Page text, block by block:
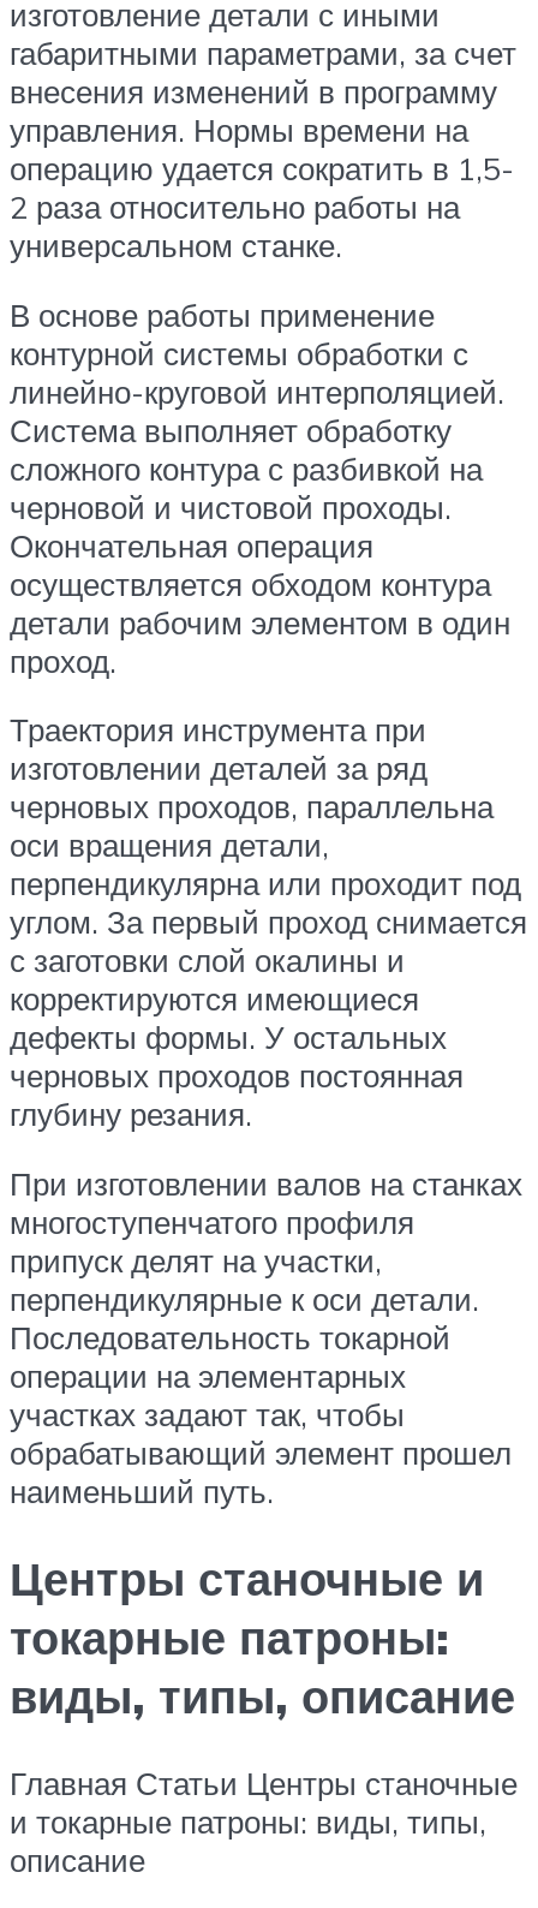
изготовление детали с иными
габаритными параметрами, за счет
внесения изменений в программу
управления. Нормы времени на
операцию удается сократить в 1,5-
2 раза относительно работы на
универсальном станке.
В основе работы применение
контурной системы обработки с
линейно-круговой интерполяцией.
Система выполняет обработку
сложного контура с разбивкой на
черновой и чистовой проходы.
Окончательная операция
осуществляется обходом контура
детали рабочим элементом в один
проход.
Траектория инструмента при
изготовлении деталей за ряд
черновых проходов, параллельна
оси вращения детали,
перпендикулярна или проходит под
углом. За первый проход снимается
с заготовки слой окалины и
корректируются имеющиеся
дефекты формы. У остальных
черновых проходов постоянная
глубину резания.
При изготовлении валов на станках
многоступенчатого профиля
припуск делят на участки,
перпендикулярные к оси детали.
Последовательность токарной
операции на элементарных
участках задают так, чтобы
обрабатывающий элемент прошел
наименьший путь.
Центры станочные и
токарные патроны:
виды, типы, описание
Главная Статьи Центры станочные
и токарные патроны: виды, типы,
описание